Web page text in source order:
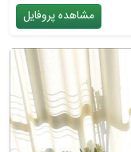
مشاهده پروفایل